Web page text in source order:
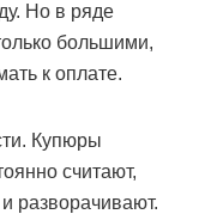
Но в ряде
большими,
к оплате.
Купюры
считают,
разворачивают.